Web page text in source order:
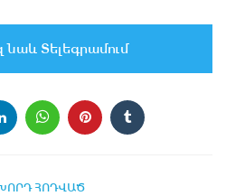
նաև Տելեգրամում
ՀՈԴՎԱԾ